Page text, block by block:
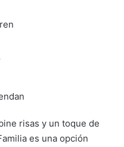
risas y un toque de
es una opción